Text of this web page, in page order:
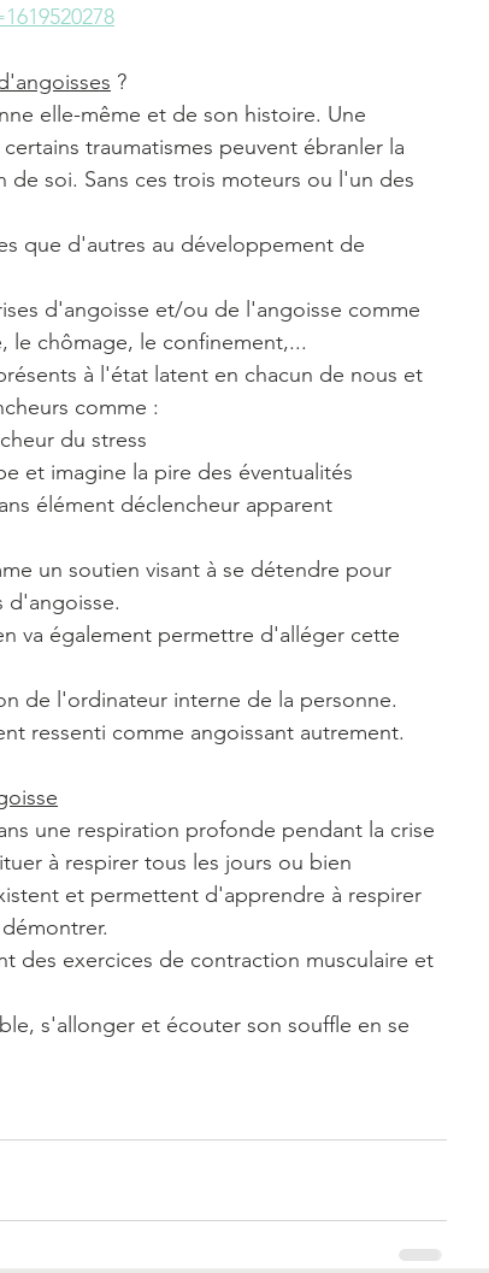
?
elle-même et de son histoire. Une
traumatismes peuvent ébranler la
soi. Sans ces trois moteurs ou l'un des
que d'autres au développement de
d'angoisse et/ou de l'angoisse comme
le chômage, le confinement,...
à l'état latent en chacun de nous et
comme :
du stress
et imagine la pire des éventualités
élément déclencheur apparent
un soutien visant à se détendre pour
d'angoisse.
va également permettre d'alléger cette
de l'ordinateur interne de la personne.
ressenti comme angoissant autrement.
une respiration profonde pendant la crise
à respirer tous les jours ou bien
et permettent d'apprendre à respirer
des exercices de contraction musculaire et
s'allonger et écouter son souffle en se